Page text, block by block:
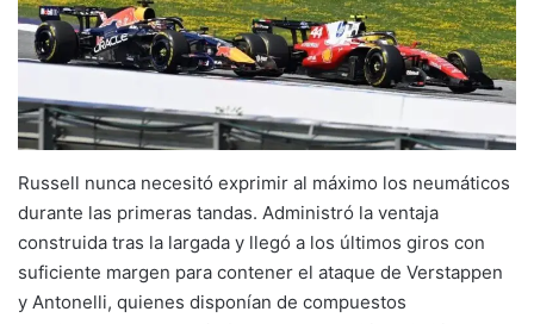
Russell nunca necesitó exprimir al máximo los neumáticos
durante las primeras tandas. Administró la ventaja
construida tras la largada y llegó a los últimos giros con
suficiente margen para contener el ataque de Verstappen
y Antonelli, quienes disponían de compuestos